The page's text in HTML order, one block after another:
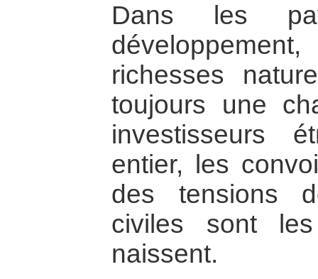
Dans les
richesses
toujours une
investisseurs
entier, les
des tensions
civiles sont
naissent.